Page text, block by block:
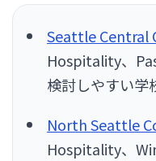
Seattle Central
Hospitality、
検討しやすい学
North Seattle
Hospitality、